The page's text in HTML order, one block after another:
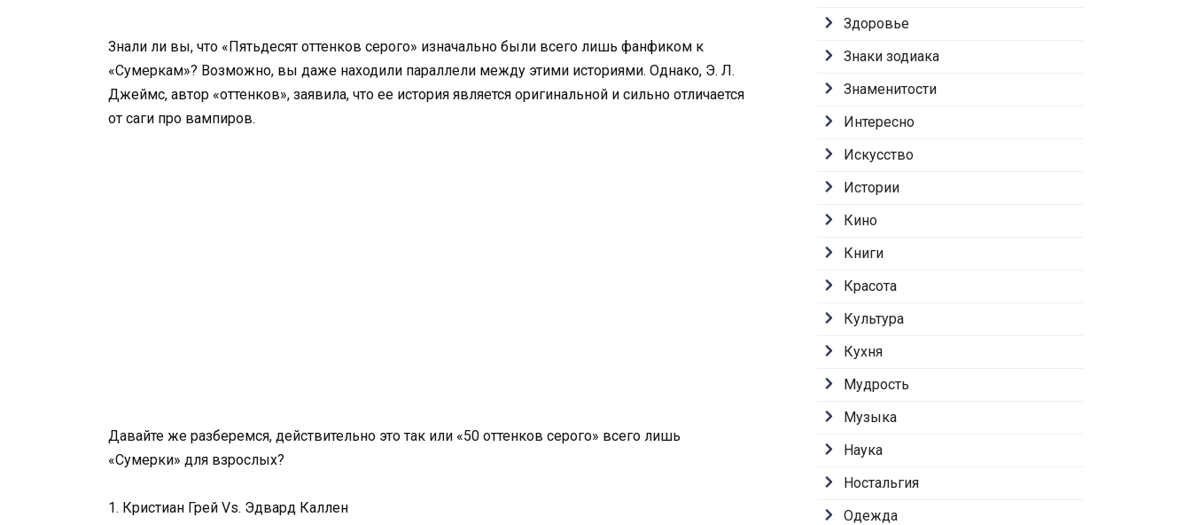
Знали ли вы, что «Пятьдесят оттенков серого» изначально были всего лишь фанфиком к
«Сумеркам»? Возможно, вы даже находили параллели между этими историями. Однако, Э. Л.
Джеймс, автор «оттенков», заявила, что ее история является оригинальной и сильно отличается
от саги про вампиров.
Давайте же разберемся, действительно это так или «50 оттенков серого» всего лишь
«Сумерки» для взрослых?
1. Кристиан Грей Vs. Эдвард Каллен
Здоровье
Знаки зодиака
Знаменитости
Интересно
Искусство
Истории
Кино
Книги
Красота
Культура
Кухня
Мудрость
Музыка
Наука
Ностальгия
Одежда